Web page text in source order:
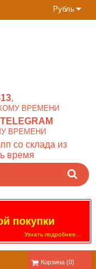
Рубль
ВРЕМЕНИ
ВРЕМЕНИ
со склада из
время
покупки
Узнать подробнее...
Корзина (0)